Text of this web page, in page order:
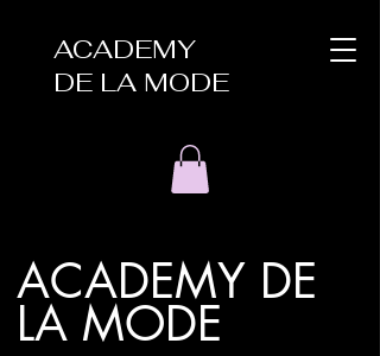
ACADEMY
DE LA MODE
ACADEMY DE
LA MODE